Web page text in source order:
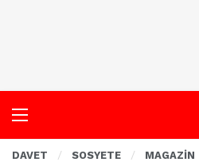
DAVET SOSYETE MAGAZİN